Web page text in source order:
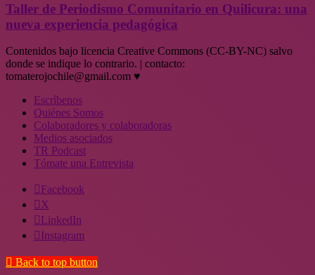
Taller de Periodismo Comunitario en Quilicura: una
nueva experiencia pedagógica
Contenidos bajo licencia Creative Commons (CC-BY-NC) salvo
donde se indique lo contrario. | contacto:
tomaterojochile@gmail.com ♥
Escríbenos
Quiénes Somos
Colaboradores y colaboradoras
Medios asociados
TR Podcast
Tómate una Entrevista
Facebook
X
LinkedIn
Instagram
Back to top button